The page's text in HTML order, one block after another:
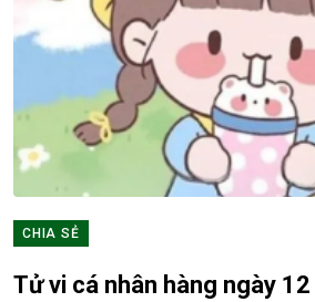
CHIA SẺ
Tử vi cá nhân hàng ngày